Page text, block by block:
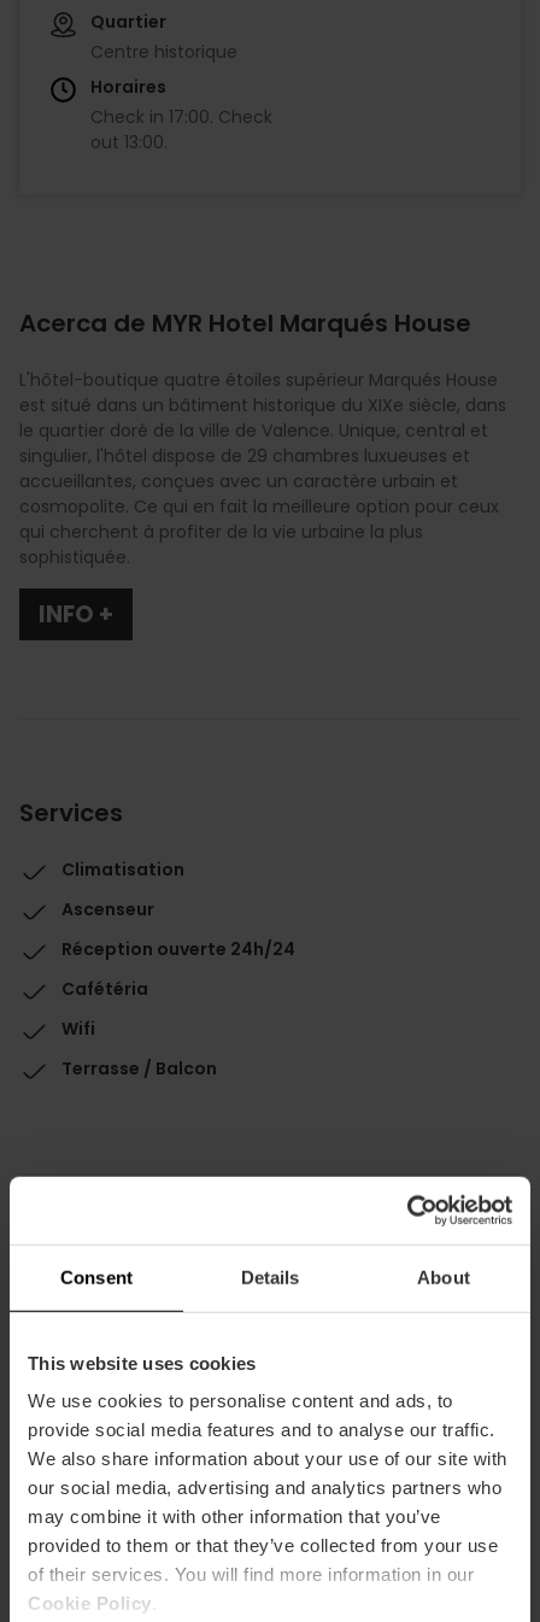
Consent Details About
This website uses cookies
We use cookies to personalise content and ads, to
provide social media features and to analyse our traffic.
We also share information about your use of our site with
our social media, advertising and analytics partners who
may combine it with other information that you’ve
provided to them or that they’ve collected from your use
of their services. You will find more information in our
Cookie Policy
Quartier
Centre historique
Horaires
Check in 17:00. Check
out 13:00.
Acerca de MYR Hotel Marqués House
L'hôtel-boutique quatre étoiles supérieur Marqués House
est situé dans un bâtiment historique du XIXe siècle, dans
le quartier doré de la ville de Valence. Unique, central et
singulier, l'hôtel dispose de 29 chambres luxueuses et
accueillantes, conçues avec un caractère urbain et
cosmopolite. Ce qui en fait la meilleure option pour ceux
qui cherchent à profiter de la vie urbaine la plus
sophistiquée.
INFO +
Services
Climatisation
Ascenseur
Réception ouverte 24h/24
Cafétéria
Wifi
Terrasse / Balcon
Capacité
Chambres : 29
Comment s'y rendre
Metro